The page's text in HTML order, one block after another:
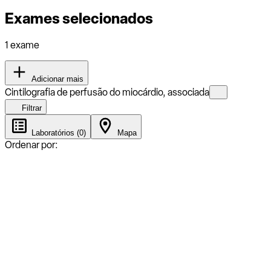
Exames selecionados
1 exame
Adicionar mais
Cintilografia de perfusão do miocárdio, associada
Filtrar
Laboratórios (0) Mapa
Ordenar por: